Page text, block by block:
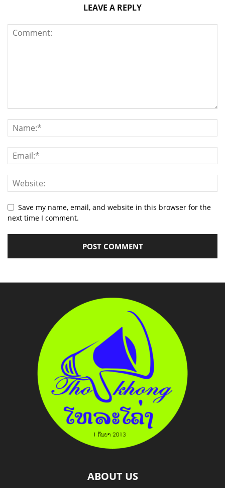
LEAVE A REPLY
Save my name, email, and website in this browser for the
next time I comment.
ABOUT US